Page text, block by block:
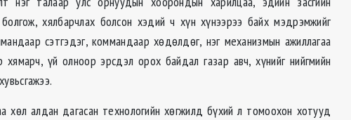
хялбарчлах болсон хэдий ч хүн хүнээрээ байх мэдрэмжийг
сэтгэдэг, коммандаар хөдөлдөг, нэг механизмын ажиллагаа
үй олноор эрсдэл орох байдал газар авч, хүнийг нийгмийн
хөл алдан дагасан технологийн хөгжилд бүхий л томоохон хотууд